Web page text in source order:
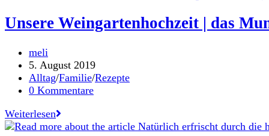
Glück
–
wir
zu
viert!
<3
Unsere Weingartenhochzeit | das
Beitrags-
Autor:
meli
Beitrag
veröffentlicht:
5. August 2019
Beitrags-
Kategorie:
Alltag/Familie/Rezepte
Beitrags-
0 Kommentare
WeiterlesenUnsere
Weingartenhochzeit